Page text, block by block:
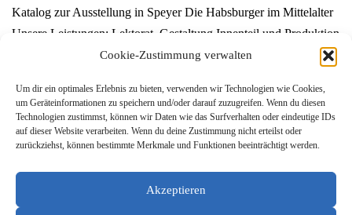
Cookie-Zustimmung verwalten
Um dir ein optimales Erlebnis zu bieten, verwenden wir Technologien wie Cookies,
um Geräteinformationen zu speichern und/oder darauf zuzugreifen. Wenn du diesen
Technologien zustimmst, können wir Daten wie das Surfverhalten oder eindeutige IDs
auf dieser Website verarbeiten. Wenn du deine Zustimmung nicht erteilst oder
zurückziehst, können bestimmte Merkmale und Funktionen beeinträchtigt werden.
Akzeptieren
Katalog zur Ausstellung in Speyer Die Habsburger im Mittelalter
Unsere Leistungen: Lektorat, Gestaltung Innenteil und Produktion
Herausgeber: Alexander Schubert für die Stiftung Historisches
THEISS Wissenswertes Vom 16.Oktober 2022 bis zum 16.
April…Weiterlesen »